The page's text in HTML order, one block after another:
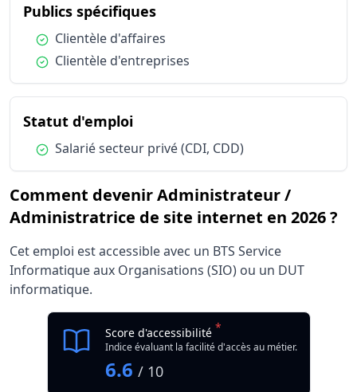
Publics spécifiquesdu métier Administrateur /
Condition :
Clientèle d'affaires
Condition :
Clientèle d'entreprises
Statut d'emploidu métier Administrateur /
Condition :
Salarié secteur privé (CDI, CDD)
Comment devenir Administrateur /
Administratrice de site internet en 2026 ?
Cet emploi est accessible avec un BTS Service
Informatique aux Organisations (SIO) ou un DUT
informatique.
Score d'accessibilité *
Indice évaluant la facilité d'accès au métier.
6.6 / 10